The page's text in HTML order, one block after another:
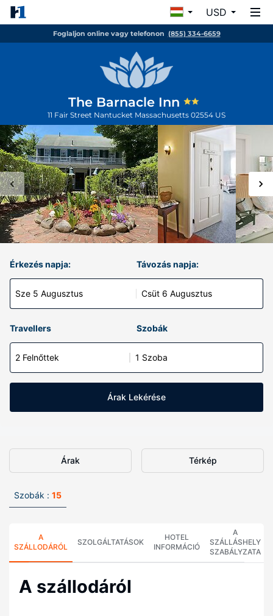
USD
Foglaljon online vagy telefonon (855) 334-6659
The Barnacle Inn
11 Fair Street Nantucket Massachusetts 02554 US
Érkezés napja:
Sze 5 Augusztus
Távozás napja:
Csüt 6 Augusztus
Travellers Szobák
2 Felnőttek 1 Szoba
Árak Lekérése
Árak Térkép
Szobák : 15
A
SZÁLLODÁRÓL
SZOLGÁLTATÁSOK
HOTEL
INFORMÁCIÓ
A
SZÁLLÁSHELY
SZABÁLYZATA
A szállodáról